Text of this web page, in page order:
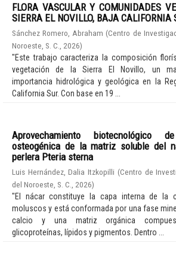
FLORA VASCULAR Y COMUNIDADES
SIERRA EL NOVILLO, BAJA CALIFORNIA
Sánchez Romero, Abraham (Centro de
Noroeste, S. C.
2026)
"Este trabajo caracteriza la composición
vegetación de la Sierra El Novillo, un
importancia hidrológica y geológica en la
California Sur. Con base en 19 ...
Aprovechamiento biotecnológico
osteogénica de la matriz soluble del
perlera Pteria sterna
Luis Hernández, Dalia Itzkopilli (Centro de
del Noroeste, S. C.
2026)
"El nácar constituye la capa interna de la
moluscos y está conformada por una fase
calcio y una matriz orgánica
glicoproteínas, lípidos y pigmentos. Dentro ...